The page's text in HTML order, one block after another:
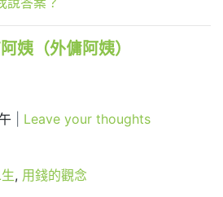
姨（外傭阿姨）
Leave your thoughts
, 用錢的觀念